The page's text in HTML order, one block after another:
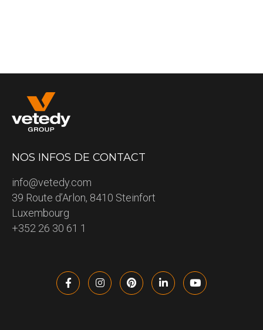
NOS INFOS DE CONTACT
info@vetedy.com
39 Route d’Arlon, 8410 Steinfort
Luxembourg
+352 26 30 61 1